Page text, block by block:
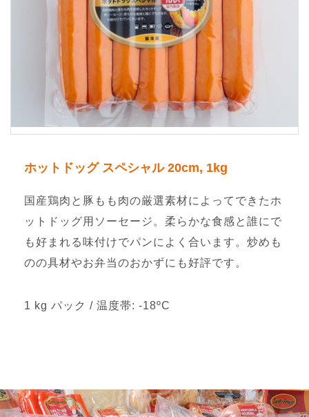
ホットドッグ スペシャル 20cm, 1kg
国産鶏肉と豚もも肉の厳選素材によってできたホ
ットドッグ用ソーセージ。柔らかな食感と誰にで
も好まれる味付けでパンによく合います。炒めも
のの具材やお弁当のおかずにも好評です。
1 kg パック / 温度帯: -18ºC